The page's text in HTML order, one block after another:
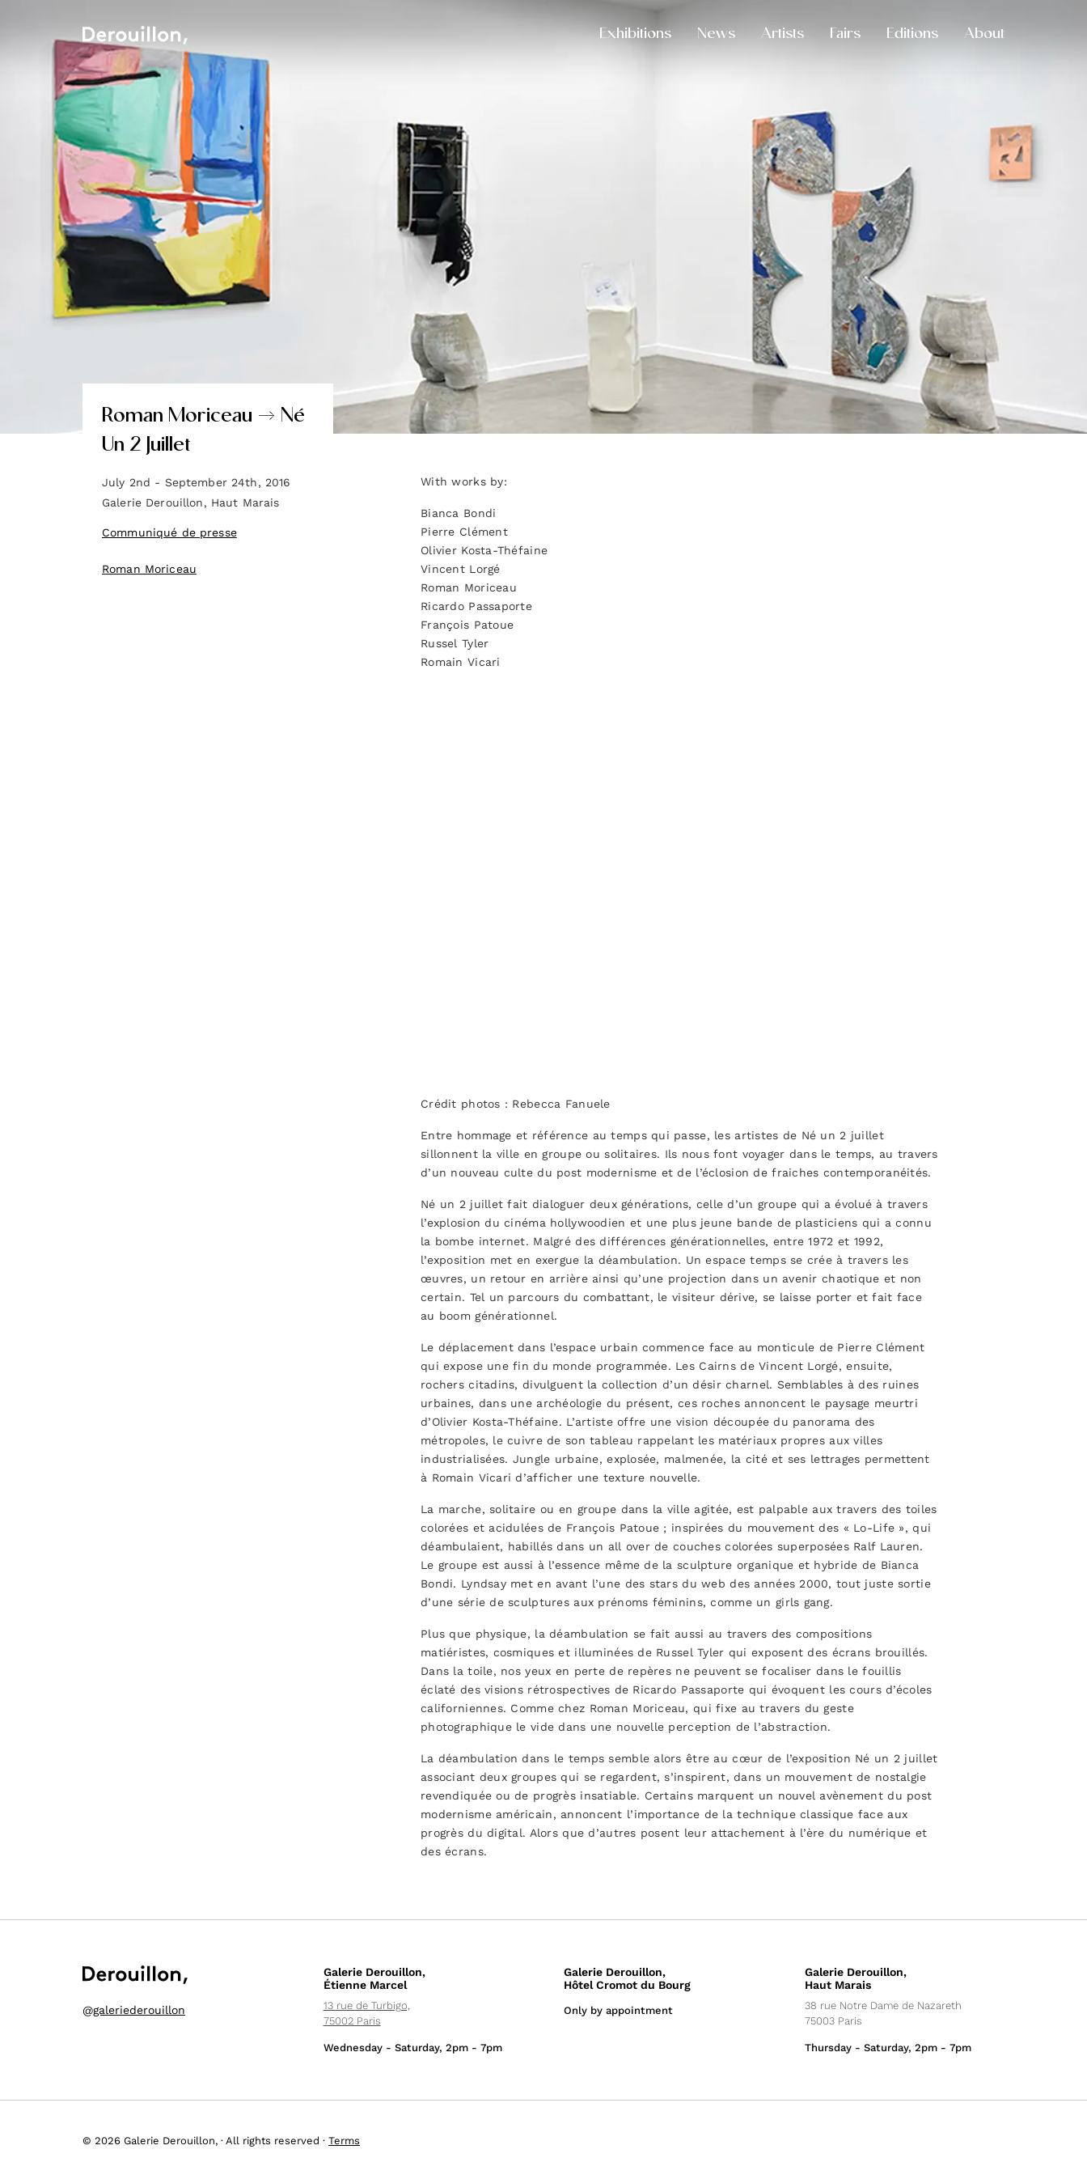
Exhibitions News Artists Fairs Editions About
Roman Moriceau → Né
Un 2 Juillet
July 2nd - September 24th, 2016
Galerie Derouillon, Haut Marais
Communiqué de presse
Roman Moriceau
With works by:
Bianca Bondi
Pierre Clément
Olivier Kosta-Théfaine
Vincent Lorgé
Roman Moriceau
Ricardo Passaporte
François Patoue
Russel Tyler
Romain Vicari
Crédit photos : Rebecca Fanuele
Entre hommage et référence au temps qui passe, les artistes de Né un 2 juillet
sillonnent la ville en groupe ou solitaires. Ils nous font voyager dans le temps, au travers
d’un nouveau culte du post modernisme et de l’éclosion de fraiches contemporanéités.
Né un 2 juillet fait dialoguer deux générations, celle d’un groupe qui a évolué à travers
l’explosion du cinéma hollywoodien et une plus jeune bande de plasticiens qui a connu
la bombe internet. Malgré des différences générationnelles, entre 1972 et 1992,
l’exposition met en exergue la déambulation. Un espace temps se crée à travers les
œuvres, un retour en arrière ainsi qu’une projection dans un avenir chaotique et non
certain. Tel un parcours du combattant, le visiteur dérive, se laisse porter et fait face
au boom générationnel.
Le déplacement dans l’espace urbain commence face au monticule de Pierre Clément
qui expose une fin du monde programmée. Les Cairns de Vincent Lorgé, ensuite,
rochers citadins, divulguent la collection d’un désir charnel. Semblables à des ruines
urbaines, dans une archéologie du présent, ces roches annoncent le paysage meurtri
d’Olivier Kosta-Théfaine. L’artiste offre une vision découpée du panorama des
métropoles, le cuivre de son tableau rappelant les matériaux propres aux villes
industrialisées. Jungle urbaine, explosée, malmenée, la cité et ses lettrages permettent
à Romain Vicari d’afficher une texture nouvelle.
La marche, solitaire ou en groupe dans la ville agitée, est palpable aux travers des toiles
colorées et acidulées de François Patoue ; inspirées du mouvement des « Lo-Life », qui
déambulaient, habillés dans un all over de couches colorées superposées Ralf Lauren.
Le groupe est aussi à l’essence même de la sculpture organique et hybride de Bianca
Bondi. Lyndsay met en avant l’une des stars du web des années 2000, tout juste sortie
d’une série de sculptures aux prénoms féminins, comme un girls gang.
Plus que physique, la déambulation se fait aussi au travers des compositions
matiéristes, cosmiques et illuminées de Russel Tyler qui exposent des écrans brouillés.
Dans la toile, nos yeux en perte de repères ne peuvent se focaliser dans le fouillis
éclaté des visions rétrospectives de Ricardo Passaporte qui évoquent les cours d’écoles
californiennes. Comme chez Roman Moriceau, qui fixe au travers du geste
photographique le vide dans une nouvelle perception de l’abstraction.
La déambulation dans le temps semble alors être au cœur de l’exposition Né un 2 juillet
associant deux groupes qui se regardent, s’inspirent, dans un mouvement de nostalgie
revendiquée ou de progrès insatiable. Certains marquent un nouvel avènement du post
modernisme américain, annoncent l’importance de la technique classique face aux
progrès du digital. Alors que d’autres posent leur attachement à l’ère du numérique et
des écrans.
@galeriederouillon
Galerie Derouillon,
Étienne Marcel
13 rue de Turbigo,
75002 Paris
Wednesday - Saturday, 2pm - 7pm
Galerie Derouillon,
Hôtel Cromot du Bourg
Only by appointment
Galerie Derouillon,
Haut Marais
38 rue Notre Dame de Nazareth
75003 Paris
Thursday - Saturday, 2pm - 7pm
© 2026 Galerie Derouillon, · All rights reserved · Terms